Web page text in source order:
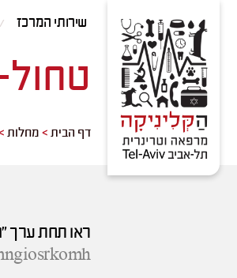
Content
שירותי המרכז
דף הבית > מחלות
ראו תחת ערך